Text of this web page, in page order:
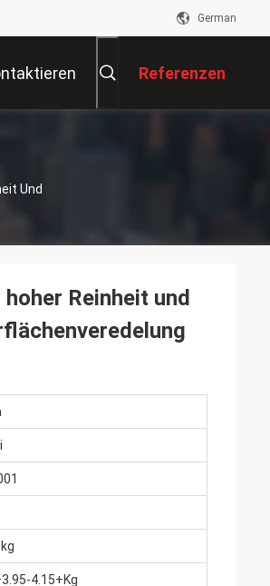
German
Referenzen
Und
Reinheit und
4.15+Kg